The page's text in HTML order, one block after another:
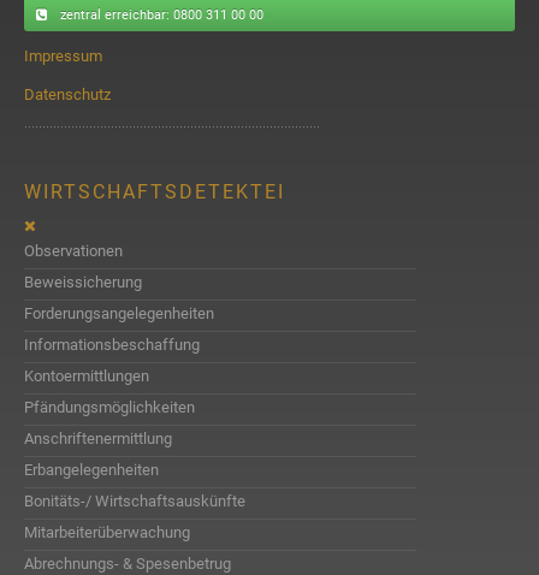
zentral erreichbar: 0800 311 00 00
Impressum
Datenschutz
WIRTSCHAFTSDETEKTEI
Observationen
Beweissicherung
Forderungsangelegenheiten
Informationsbeschaffung
Kontoermittlungen
Pfändungsmöglichkeiten
Anschriftenermittlung
Erbangelegenheiten
Bonitäts-/ Wirtschaftsauskünfte
Mitarbeiterüberwachung
Abrechnungs- & Spesenbetrug